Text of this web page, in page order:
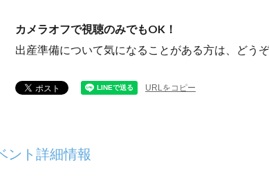
カメラオフで視聴のみでもOK！
出産準備について気になることがある方は、どう
URLをコピー
ント詳細情報